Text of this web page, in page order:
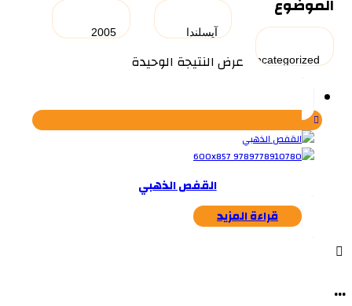
الموضوع
عرض النتيجة الوحيدة
القفص الذهبي
قراءة المزيد
...